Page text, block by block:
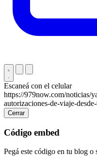
Escaneá con el celular
https://979now.com/noticias/
autorizaciones-de-viaje-
Cerrar
Código embed
Pegá este código en tu blog o